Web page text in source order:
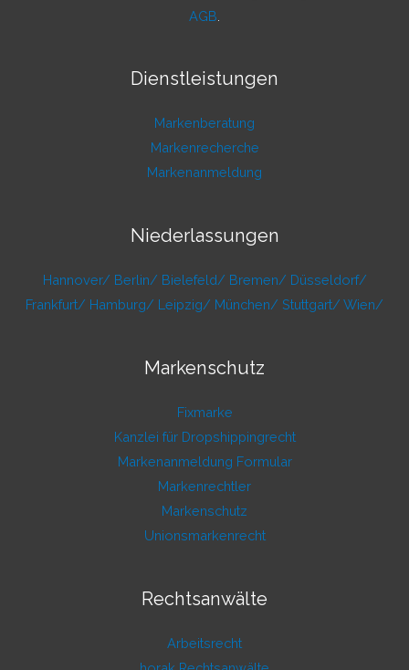
AGB
Dienstleistungen
Markenberatung
Markenrecherche
Markenanmeldung
Niederlassungen
Hannover/ Berlin/ Bielefeld/ Bremen/ Düsseldorf/
Frankfurt/ Hamburg/ Leipzig/ München/ Stuttgart/ Wien/
Markenschutz
Fixmarke
Kanzlei für Dropshippingrecht
Markenanmeldung Formular
Markenrechtler
Markenschutz
Unionsmarkenrecht
Rechtsanwälte
Arbeitsrecht